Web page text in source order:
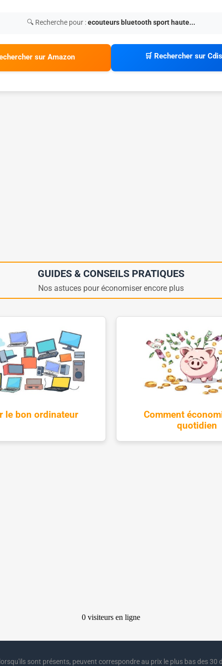
🔍 Recherche pour :ecouteurs bluetooth sport haute...
sur Amazon 🛒 Rechercher sur
GUIDES & CONSEILS PRATIQUES
Nos astuces pour économiser encore plus
le bon ordinateur
Comment
quotidien
sont présents, peuvent correspondre au prix le plus bas des 30